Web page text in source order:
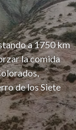
a 1750 km
la comida
de los Siete